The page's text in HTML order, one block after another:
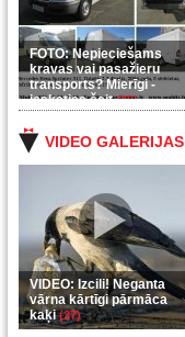
FOTO: Nepieciešams
kravas vai pasažieru
transports? Mierīgi -
ieskaties šeit(35)
VIDEO GALERIJAS
VIDEO: Izcili! Neganta
vārna kārtīgi pārmāca
kaķi(37)